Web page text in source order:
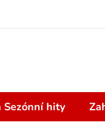
Sezónní hity